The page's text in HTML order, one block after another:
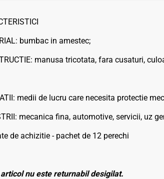
bumbac in amestec;
manusa tricotata, fara cusaturi,
medii de lucru care necesita protectie
mecanica fina, automotive, servicii, uz
de achizitie - pachet de 12 perechi
nu este returnabil desigilat.